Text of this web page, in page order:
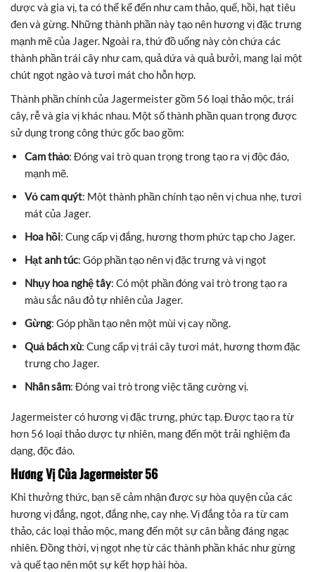
dược và gia vị, ta có thể kể đến như cam thảo, quế, hồi, hạt tiêu
đen và gừng. Những thành phần này tạo nên hương vị đặc trưng
mạnh mẽ của Jager. Ngoài ra, thứ đồ uống này còn chứa các
thành phần trái cây như cam, quả dứa và quả bưởi, mang lại một
chút ngọt ngào và tươi mát cho hỗn hợp.
Thành phần chính của Jagermeister gồm 56 loại thảo mộc, trái
cây, rễ và gia vị khác nhau. Một số thành phần quan trọng được
sử dụng trong công thức gốc bao gồm:
Cam thảo: Đóng vai trò quan trọng trong tạo ra vị độc đáo,
mạnh mẽ.
Vỏ cam quýt: Một thành phần chính tạo nên vị chua nhẹ, tươi
mát của Jager.
Hoa hồi: Cung cấp vị đắng, hương thơm phức tạp cho Jager.
Hạt anh túc: Góp phần tạo nên vị đặc trưng và vị ngọt
Nhụy hoa nghệ tây: Có một phần đóng vai trò trong tạo ra
màu sắc nâu đỏ tự nhiên của Jager.
Gừng: Góp phần tạo nên một mùi vị cay nồng.
Quả bách xù: Cung cấp vị trái cây tươi mát, hương thơm đặc
trưng cho Jager.
Nhân sâm: Đóng vai trò trong việc tăng cường vị.
Jagermeister có hương vị đặc trưng, phức tạp. Được tạo ra từ
hơn 56 loại thảo dược tự nhiên, mang đến một trải nghiệm đa
dạng, độc đáo.
Hương Vị Của Jagermeister 56
Khi thưởng thức, bạn sẽ cảm nhận được sự hòa quyện của các
hương vị đắng, ngọt, đắng nhẹ, cay nhẹ. Vị đắng tỏa ra từ cam
thảo, các loại thảo mộc, mang đến một sự cân bằng đáng ngạc
nhiên. Đồng thời, vị ngọt nhẹ từ các thành phần khác như gừng
và quế tạo nên một sự kết hợp hài hòa.